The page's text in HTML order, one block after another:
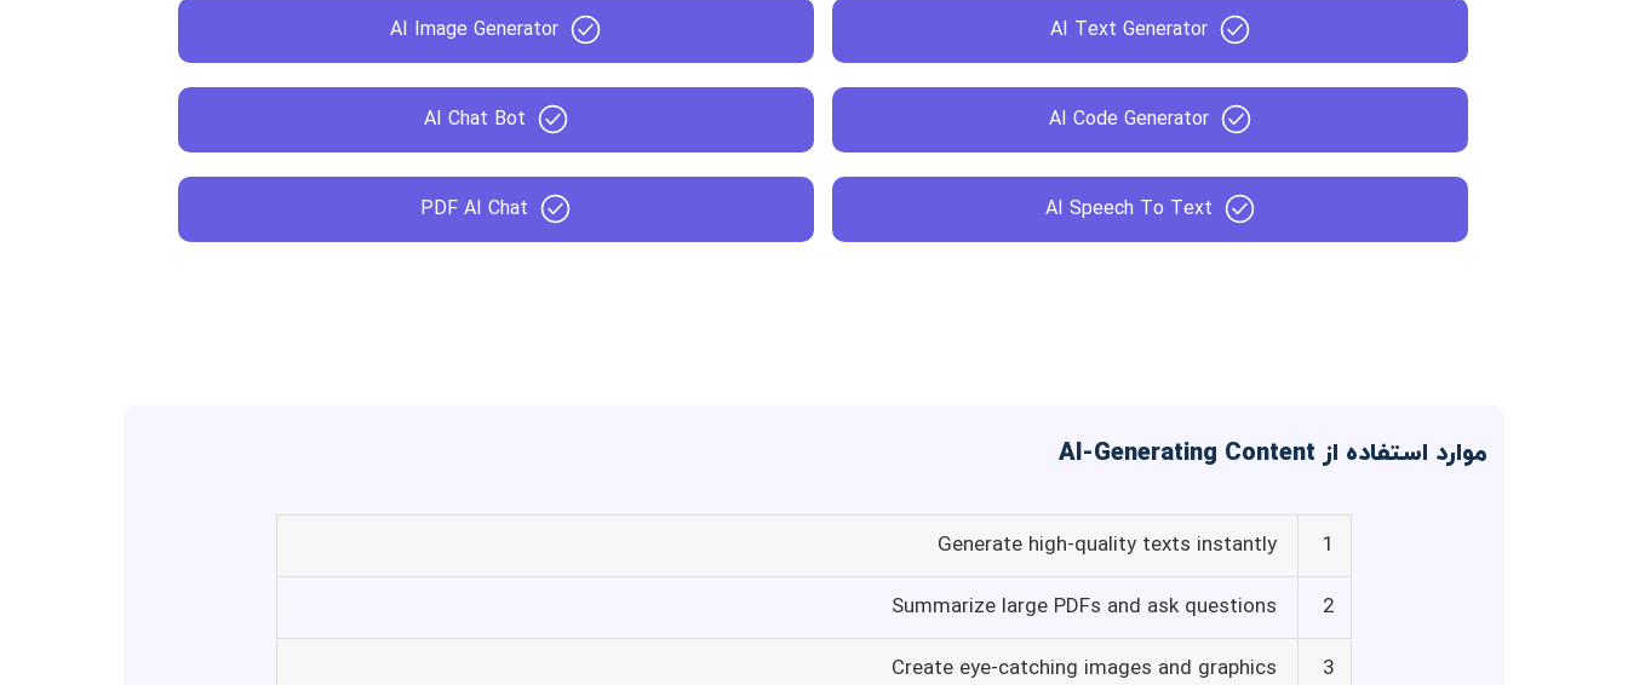
AI Text Generator
AI Image Generator
AI Code Generator
AI Chat Bot
AI Speech To Text
PDF AI Chat
موارد استفاده از AI-Generating Content
1
Generate high-quality texts instantly
2
Summarize large PDFs and ask questions
3
Create eye-catching images and graphics